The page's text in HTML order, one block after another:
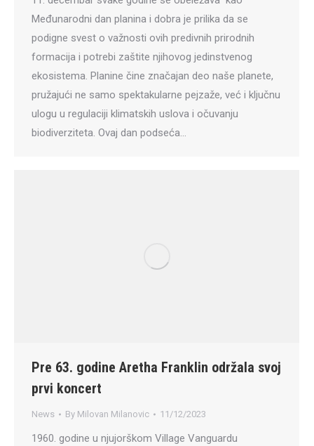
Međunarodni dan planina i dobra je prilika da se
podigne svest o važnosti ovih predivnih prirodnih
formacija i potrebi zaštite njihovog jedinstvenog
ekosistema. Planine čine značajan deo naše planete,
pružajući ne samo spektakularne pejzaže, već i ključnu
ulogu u regulaciji klimatskih uslova i očuvanju
biodiverziteta. Ovaj dan podseća…
Pre 63. godine Aretha Franklin održala svoj
prvi koncert
News By Milovan Milanovic 11/12/2023
1960. godine u njujorškom Village Vanguardu